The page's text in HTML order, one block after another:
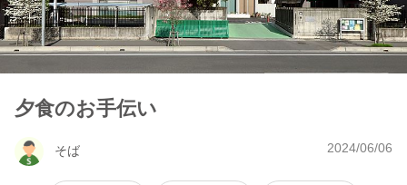
夕食のお手伝い
そば 2024/06/06